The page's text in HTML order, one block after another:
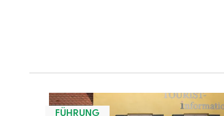
FÜHRUNG